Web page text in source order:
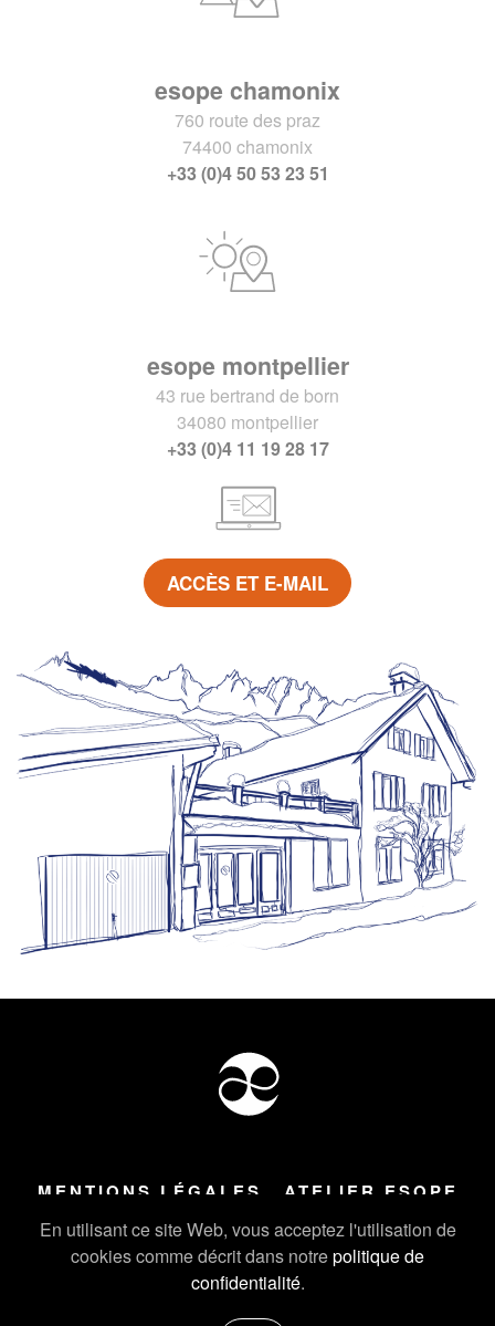
En utilisant ce site Web, vous acceptez l'utilisation de
cookies comme décrit dans notrepolitique de
confidentialité.
esope chamonix
760 route des praz
74400 chamonix
+33 (0)4 50 53 23 51
esope montpellier
43 rue bertrand de born
34080 montpellier
+33 (0)4 11 19 28 17
ACCÈS ET E-MAIL
MENTIONS LÉGALES ATELIER ESOPE